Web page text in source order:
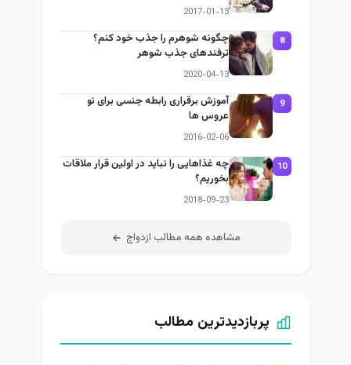
2017-01-13
8
چگونه شوهرم را جذب خود کنم؟
ترفندهای جذب شوهر
2020-04-13
9
آموزش برقراری رابطه جنسی برای نو
عروس ها
2016-02-06
10
چه غذاهایی را نباید در اولین قرار ملاقات
بخوریم؟
2018-09-23
مشاهده همه مطالب ازدواج
پربازدیدترین مطالب